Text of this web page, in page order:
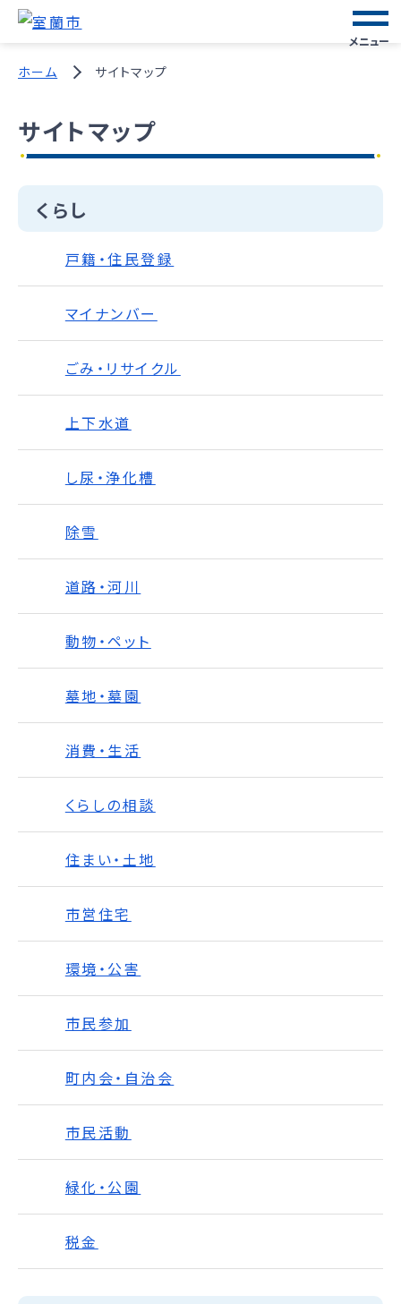
メニュー
ホーム サイトマップ
サイトマップ
くらし
戸籍・住民登録
マイナンバー
ごみ・リサイクル
上下水道
し尿・浄化槽
除雪
道路・河川
動物・ペット
墓地・墓園
消費・生活
くらしの相談
住まい・土地
市営住宅
環境・公害
市民参加
町内会・自治会
市民活動
緑化・公園
税金